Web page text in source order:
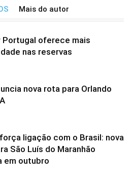
Mais do autor
Portugal oferece mais
nas reservas
nova rota para Orlando
ligação com o Brasil: nova
São Luís do Maranhão
em outubro